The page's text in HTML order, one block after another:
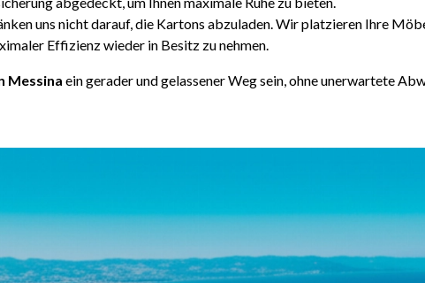
uns nicht darauf, die Kartons abzuladen. Wir platzieren Ihre
Effizienz wieder in Besitz zu nehmen.
Messina ein gerader und gelassener Weg sein, ohne unerwartete